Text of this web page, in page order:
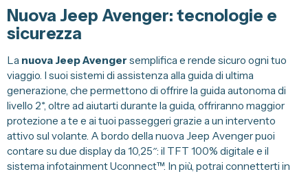
Nuova Jeep Avenger: tecnologie e
sicurezza
Lanuova Jeep Avenger semplifica e rende sicuro ogni tuo
viaggio. I suoi sistemi di assistenza alla guida di ultima
generazione, che permettono di offrire la guida autonoma di
livello 2*, oltre ad aiutarti durante la guida, offriranno maggior
protezione a te e ai tuoi passeggeri grazie a un intervento
attivo sul volante. A bordo della nuova Jeep Avenger puoi
contare su due display da 10,25″: il TFT 100% digitale e il
sistema infotainment Uconnect™. In più, potrai connetterti in